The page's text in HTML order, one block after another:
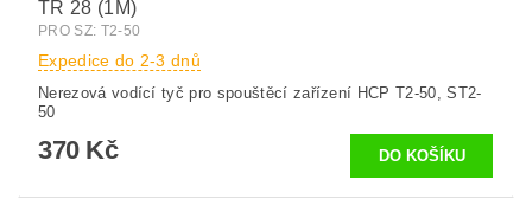
TR 28 (1M)
PRO SZ: T2-50
Expedice do 2-3 dnů
Nerezová vodící tyč pro spouštěcí zařízení HCP T2-50, ST2-
50
370 Kč